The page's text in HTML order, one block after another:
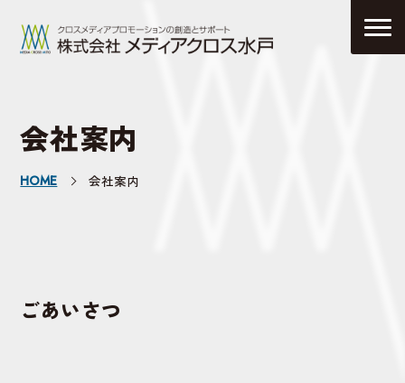
会社案内
HOME 会社案内
ごあいさつ